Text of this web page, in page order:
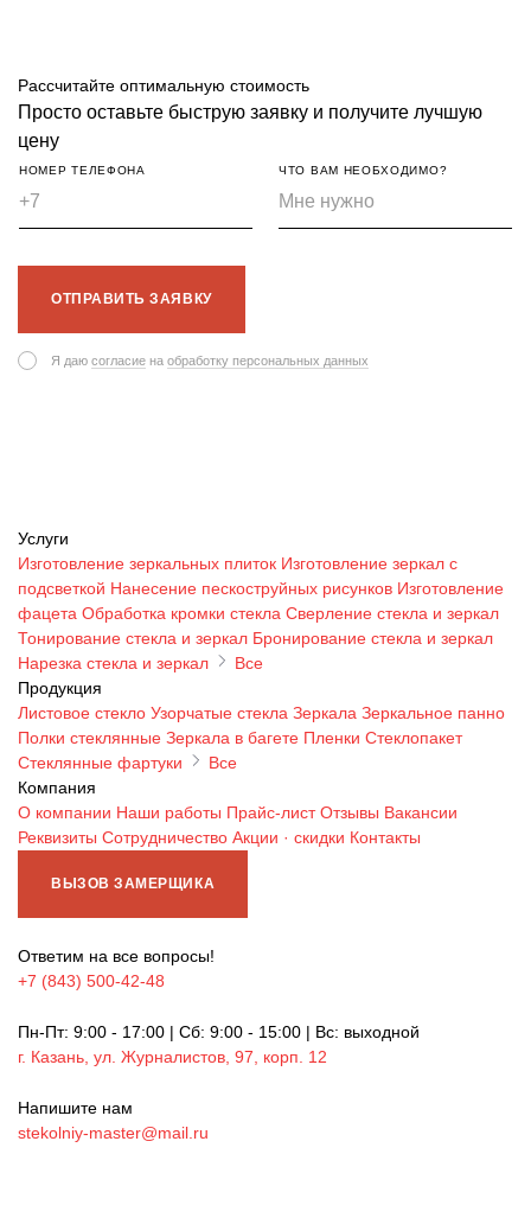
Рассчитайте оптимальную стоимость
Просто оставьте быструю заявку и получите лучшую
цену
НОМЕР ТЕЛЕФОНА ЧТО ВАМ НЕОБХОДИМО?
ОТПРАВИТЬ ЗАЯВКУ
Я даю согласие на обработку персональных данных
Услуги
Изготовление зеркальных плиток Изготовление зеркал с
подсветкой Нанесение пескоструйных рисунков Изготовление
фацета Обработка кромки стекла Сверление стекла и зеркал
Тонирование стекла и зеркал Бронирование стекла и зеркал
Нарезка стекла и зеркал
Все
Продукция
Листовое стекло Узорчатые стекла Зеркала Зеркальное панно
Полки стеклянные Зеркала в багете Пленки Стеклопакет
Стеклянные фартуки
Все
Компания
О компании Наши работы Прайс-лист Отзывы Вакансии
Реквизиты Сотрудничество Акции · скидки Контакты
ВЫЗОВ ЗАМЕРЩИКА
Ответим на все вопросы!
+7 (843) 500-42-48
Пн-Пт: 9:00 - 17:00 | Сб: 9:00 - 15:00 | Вс: выходной
г. Казань, ул. Журналистов, 97, корп. 12
Напишите нам
stekolniy-master@mail.ru